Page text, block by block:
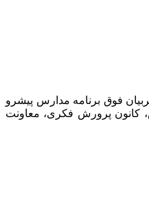
فوق برنامه مدارس پیشرو
کانون پرورش فکری، معاونت